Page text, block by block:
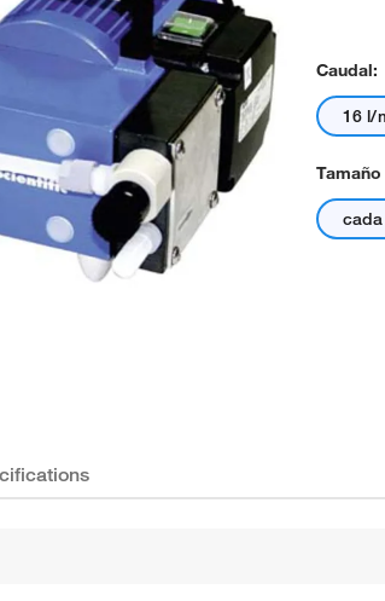
Caudal:
16 l/